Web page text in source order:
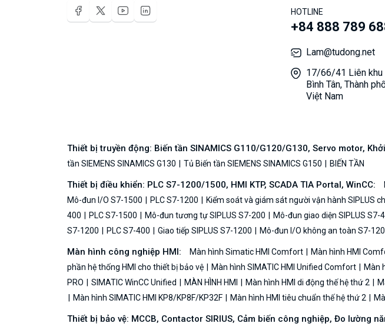
HOTLINE
+84 888 789
Lam@tudong.net
17/66/41 Liên khu
Bình Tân, Thành
Việt Nam
Thiết bị truyền động: Biến tần SINAMICS G110/G120/G130, Servo motor,
tần SIEMENS SINAMICS G130
Tủ Biến tần SIEMENS SINAMICS G150 BIẾN TẦN
Thiết bị điều khiển: PLC S7-1200/1500, HMI KTP, SCADA TIA Portal, WinCC:
Mô-đun I/O S7-1500
PLC S7-1200 Kiểm soát và giám sát người vận hành SIPLUS
400
PLC S7-1500 Mô-đun tương tự SIPLUS S7-200 Mô-đun giao diện SIPLUS S7-
S7-1200
PLC S7-400 Giao tiếp SIPLUS S7-1200 Mô-đun I/O không an toàn S7-
Màn hình công nghiệp HMI: Màn hình Simatic HMI Comfort Màn hình HMI
phần hệ thống HMI cho thiết bị bảo vệ
Màn hình SIMATIC HMI Unified Comfort Màn
PRO
SIMATIC WinCC Unified MÀN HÌNH HMI Màn hình HMI di động thế hệ thứ 2
Màn hình SIMATIC HMI KP8/KP8F/KP32F
Màn hình HMI tiêu chuẩn thế hệ thứ 2
Thiết bị bảo vệ: MCCB, Contactor SIRIUS, Cảm biến công nghiệp, Đo lường